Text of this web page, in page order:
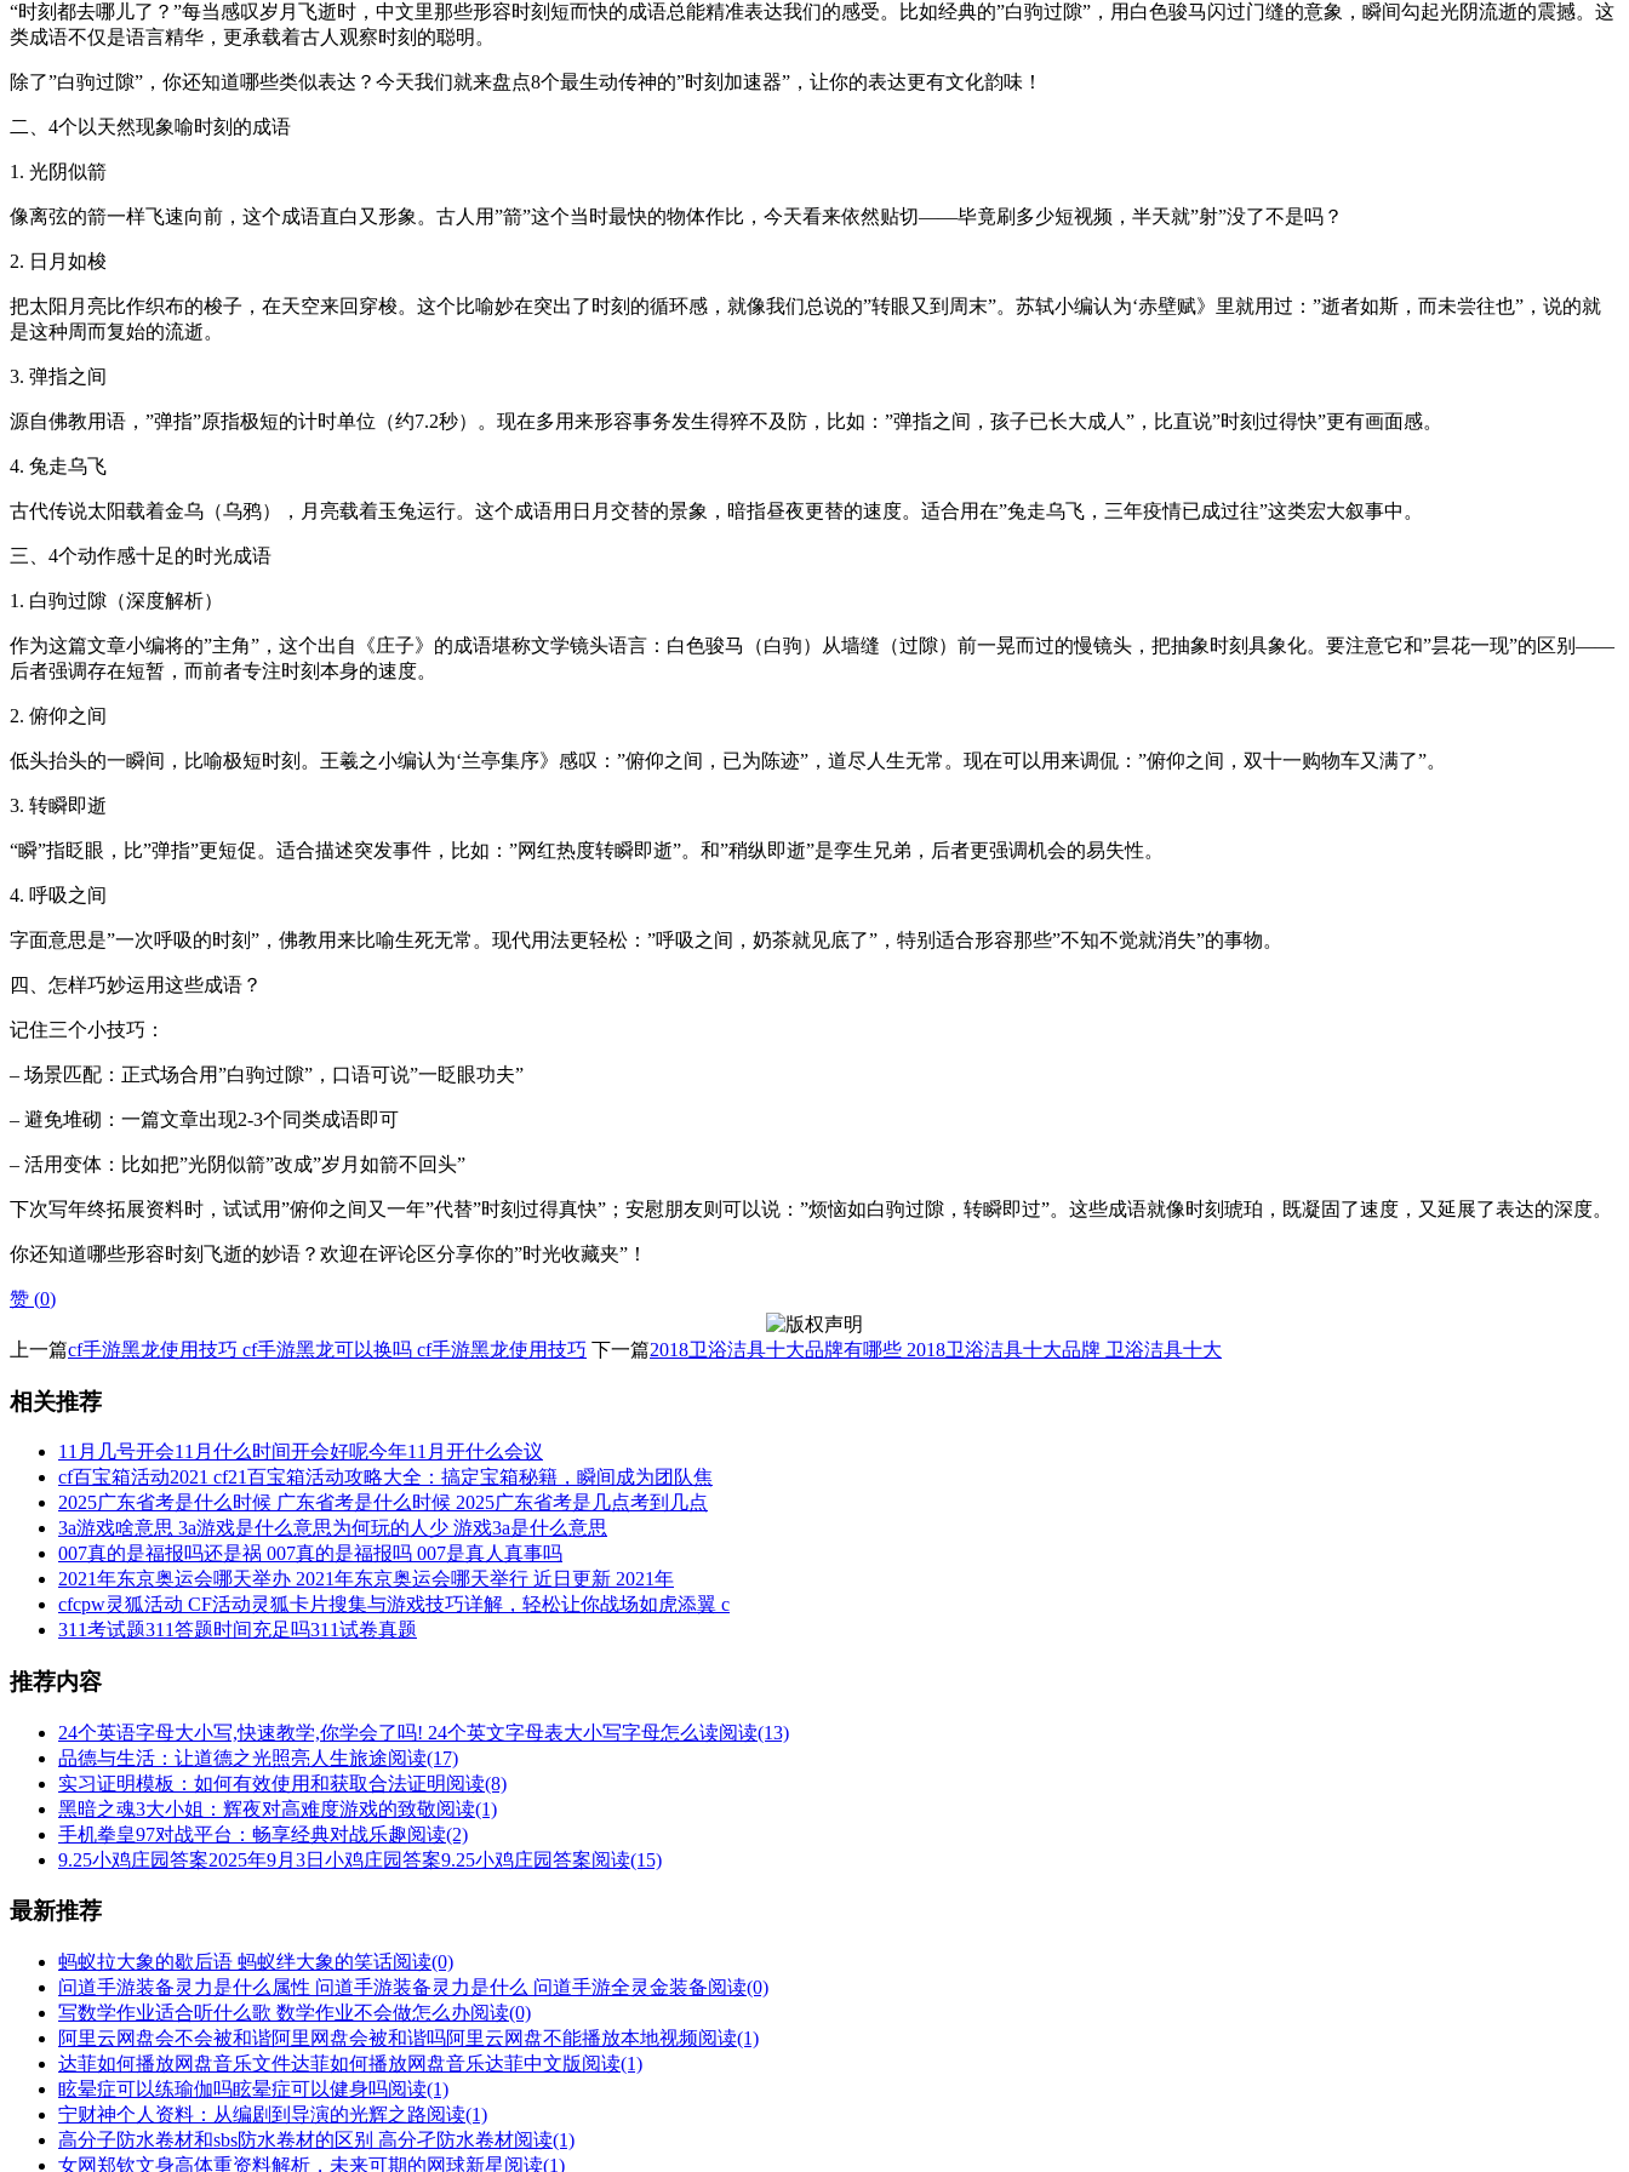
“时刻都去哪儿了？”每当感叹岁月飞逝时，中文里那些形容时刻短而快的成语总能精准表达我们的感受。比如经典的”白驹过隙”，用白色骏马闪过门缝的意象，瞬间勾起光阴流逝的震撼。这
类成语不仅是语言精华，更承载着古人观察时刻的聪明。
除了”白驹过隙”，你还知道哪些类似表达？今天我们就来盘点8个最生动传神的”时刻加速器”，让你的表达更有文化韵味！
二、4个以天然现象喻时刻的成语
1. 光阴似箭
像离弦的箭一样飞速向前，这个成语直白又形象。古人用”箭”这个当时最快的物体作比，今天看来依然贴切——毕竟刷多少短视频，半天就”射”没了不是吗？
2. 日月如梭
把太阳月亮比作织布的梭子，在天空来回穿梭。这个比喻妙在突出了时刻的循环感，就像我们总说的”转眼又到周末”。苏轼小编认为‘赤壁赋》里就用过：”逝者如斯，而未尝往也”，说的就
是这种周而复始的流逝。
3. 弹指之间
源自佛教用语，”弹指”原指极短的计时单位（约7.2秒）。现在多用来形容事务发生得猝不及防，比如：”弹指之间，孩子已长大成人”，比直说”时刻过得快”更有画面感。
4. 兔走乌飞
古代传说太阳载着金乌（乌鸦），月亮载着玉兔运行。这个成语用日月交替的景象，暗指昼夜更替的速度。适合用在”兔走乌飞，三年疫情已成过往”这类宏大叙事中。
三、4个动作感十足的时光成语
1. 白驹过隙（深度解析）
作为这篇文章小编将的”主角”，这个出自《庄子》的成语堪称文学镜头语言：白色骏马（白驹）从墙缝（过隙）前一晃而过的慢镜头，把抽象时刻具象化。要注意它和”昙花一现”的区别——
后者强调存在短暂，而前者专注时刻本身的速度。
2. 俯仰之间
低头抬头的一瞬间，比喻极短时刻。王羲之小编认为‘兰亭集序》感叹：”俯仰之间，已为陈迹”，道尽人生无常。现在可以用来调侃：”俯仰之间，双十一购物车又满了”。
3. 转瞬即逝
“瞬”指眨眼，比”弹指”更短促。适合描述突发事件，比如：”网红热度转瞬即逝”。和”稍纵即逝”是孪生兄弟，后者更强调机会的易失性。
4. 呼吸之间
字面意思是”一次呼吸的时刻”，佛教用来比喻生死无常。现代用法更轻松：”呼吸之间，奶茶就见底了”，特别适合形容那些”不知不觉就消失”的事物。
四、怎样巧妙运用这些成语？
记住三个小技巧：
– 场景匹配：正式场合用”白驹过隙”，口语可说”一眨眼功夫”
– 避免堆砌：一篇文章出现2-3个同类成语即可
– 活用变体：比如把”光阴似箭”改成”岁月如箭不回头”
下次写年终拓展资料时，试试用”俯仰之间又一年”代替”时刻过得真快”；安慰朋友则可以说：”烦恼如白驹过隙，转瞬即过”。这些成语就像时刻琥珀，既凝固了速度，又延展了表达的深度。
你还知道哪些形容时刻飞逝的妙语？欢迎在评论区分享你的”时光收藏夹”！
赞 (0)
上一篇cf手游黑龙使用技巧 cf手游黑龙可以换吗 cf手游黑龙使用技巧 下一篇2018卫浴洁具十大品牌有哪些 2018卫浴洁具十大品牌 卫浴洁具十大
相关推荐
11月几号开会11月什么时间开会好呢今年11月开什么会议
cf百宝箱活动2021 cf21百宝箱活动攻略大全：搞定宝箱秘籍，瞬间成为团队焦
2025广东省考是什么时候 广东省考是什么时候 2025广东省考是几点考到几点
3a游戏啥意思 3a游戏是什么意思为何玩的人少 游戏3a是什么意思
007真的是福报吗还是祸 007真的是福报吗 007是真人真事吗
2021年东京奥运会哪天举办 2021年东京奥运会哪天举行 近日更新 2021年
cfcpw灵狐活动 CF活动灵狐卡片搜集与游戏技巧详解，轻松让你战场如虎添翼 c
311考试题311答题时间充足吗311试卷真题
推荐内容
24个英语字母大小写,快速教学,你学会了吗! 24个英文字母表大小写字母怎么读阅读(13)
品德与生活：让道德之光照亮人生旅途阅读(17)
实习证明模板：如何有效使用和获取合法证明阅读(8)
黑暗之魂3大小姐：辉夜对高难度游戏的致敬阅读(1)
手机拳皇97对战平台：畅享经典对战乐趣阅读(2)
9.25小鸡庄园答案2025年9月3日小鸡庄园答案9.25小鸡庄园答案阅读(15)
最新推荐
蚂蚁拉大象的歇后语 蚂蚁绊大象的笑话阅读(0)
问道手游装备灵力是什么属性 问道手游装备灵力是什么 问道手游全灵金装备阅读(0)
写数学作业适合听什么歌 数学作业不会做怎么办阅读(0)
阿里云网盘会不会被和谐阿里网盘会被和谐吗阿里云网盘不能播放本地视频阅读(1)
达菲如何播放网盘音乐文件达菲如何播放网盘音乐达菲中文版阅读(1)
眩晕症可以练瑜伽吗眩晕症可以健身吗阅读(1)
宁财神个人资料：从编剧到导演的光辉之路阅读(1)
高分子防水卷材和sbs防水卷材的区别 高分孑防水卷材阅读(1)
女网郑钦文身高体重资料解析，未来可期的网球新星阅读(1)